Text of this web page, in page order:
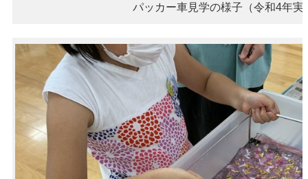
パッカー車見学の様子（令和4年実